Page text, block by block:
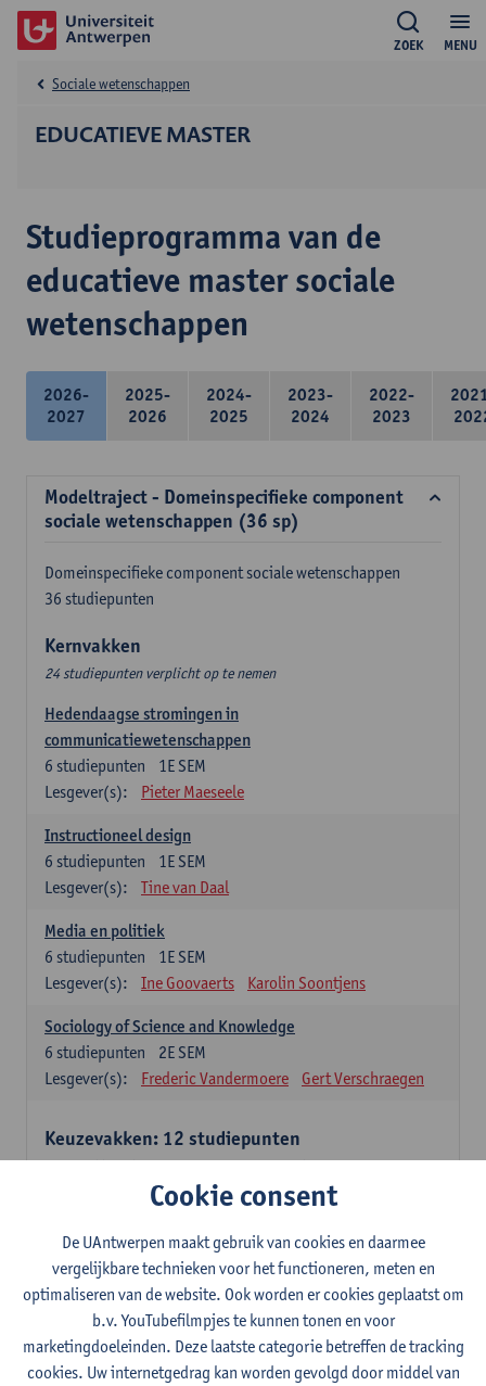
MENU
ZOEK
EDUCATIEVE MASTER
Sociale wetenschappen
Studieprogramma van de
educatieve master sociale
wetenschappen
2026-
2027
2025-
2026
2024-
2025
2023-
2024
2022-
2023
Modeltraject - Domeinspecifieke component
sociale wetenschappen (36 sp)
Domeinspecifieke component sociale wetenschappen
36 studiepunten
Kernvakken
24 studiepunten verplicht op te nemen
Hedendaagse stromingen in
communicatiewetenschappen
1E SEM
6 studiepunten
Lesgever(s):
Pieter Maeseele
Instructioneel design
1E SEM
6 studiepunten
Lesgever(s):
Tine van Daal
Media en politiek
1E SEM
6 studiepunten
Lesgever(s):
Ine Goovaerts Karolin Soontjens
Sociology of Science and Knowledge
2E SEM
6 studiepunten
Lesgever(s):
Frederic Vandermoere Gert Verschraegen
Keuzevakken: 12 studiepunten
Keuzevakken cluster communicatiewetenschappen
Consumer Psychology
2E SEM
studiepunten
Lesgever(s):
Katrien Maldoy Konrad Rudnicki
Journalistiek en crossmedialiteit
1E SEM
studiepunten
Lesgever(s):
Steve Paulussen
Cookie consent
De UAntwerpen maakt gebruik van cookies en daarmee
vergelijkbare technieken voor het functioneren, meten en
optimaliseren van de website. Ook worden er cookies geplaatst om
b.v. YouTubefilmpjes te kunnen tonen en voor
marketingdoeleinden. Deze laatste categorie betreffen de tracking
cookies. Uw internetgedrag kan worden gevolgd door middel van